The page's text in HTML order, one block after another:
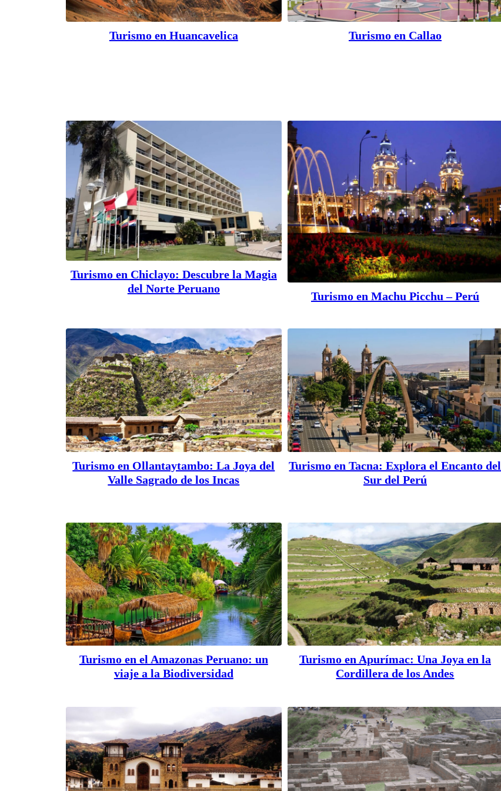
Turismo en Huancavelica Turismo en Callao
Turismo en Chiclayo: Descubre la Magia
del Norte Peruano
Turismo en Machu Picchu – Perú
Turismo en Ollantaytambo: La Joya del
Valle Sagrado de los Incas
Turismo en Tacna: Explora el Encanto del
Sur del Perú
Turismo en el Amazonas Peruano: un
viaje a la Biodiversidad
Turismo en Apurímac: Una Joya en la
Cordillera de los Andes